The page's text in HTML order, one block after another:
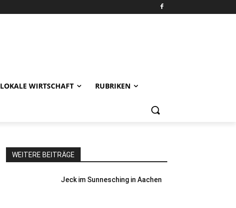
LOKALE WIRTSCHAFT RUBRIKEN
WEITERE BEITRÄGE
Jeck im Sunnesching in Aachen